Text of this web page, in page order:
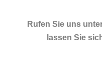
Rufen Sie uns
lassen Sie